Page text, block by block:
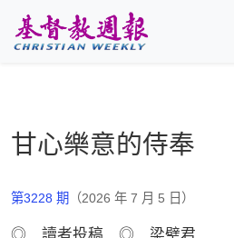
甘心樂意的侍奉
第3228 期 （2026 年 7 月 5 日）